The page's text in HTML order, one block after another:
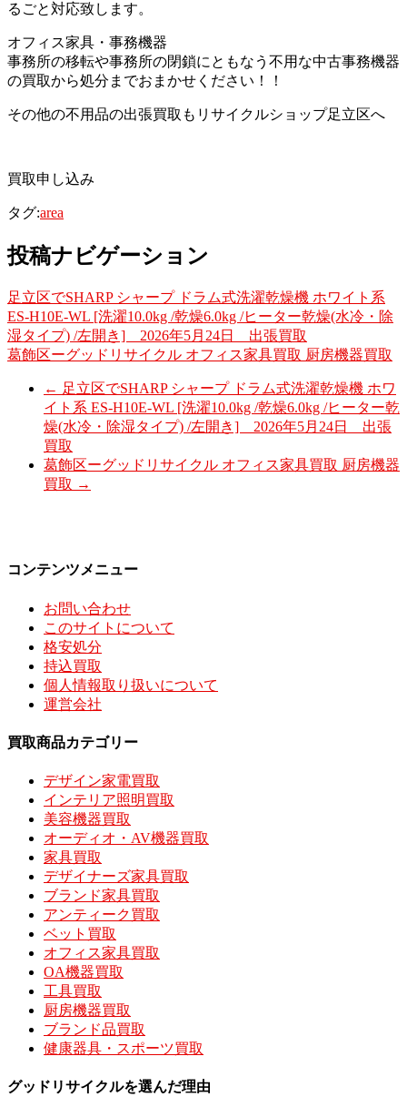
るごと対応致します。
オフィス家具・事務機器
事務所の移転や事務所の閉鎖にともなう不用な中古事務機器
の買取から処分までおまかせください！！
その他の不用品の出張買取もリサイクルショップ足立区へ
買取申し込み
タグ:area
投稿ナビゲーション
足立区でSHARP シャープ ドラム式洗濯乾燥機 ホワイト系
ES-H10E-WL [洗濯10.0kg /乾燥6.0kg /ヒーター乾燥(水冷・除
湿タイプ) /左開き] 2026年5月24日 出張買取
葛飾区ーグッドリサイクル オフィス家具買取 厨房機器買取
← 足立区でSHARP シャープ ドラム式洗濯乾燥機 ホワ
イト系 ES-H10E-WL [洗濯10.0kg /乾燥6.0kg /ヒーター乾
燥(水冷・除湿タイプ) /左開き] 2026年5月24日 出張
買取
葛飾区ーグッドリサイクル オフィス家具買取 厨房機器
買取 →
コンテンツメニュー
お問い合わせ
このサイトについて
格安処分
持込買取
個人情報取り扱いについて
運営会社
買取商品カテゴリー
デザイン家電買取
インテリア照明買取
美容機器買取
オーディオ・AV機器買取
家具買取
デザイナーズ家具買取
ブランド家具買取
アンティーク買取
ベット買取
オフィス家具買取
OA機器買取
工具買取
厨房機器買取
ブランド品買取
健康器具・スポーツ買取
グッドリサイクルを選んだ理由